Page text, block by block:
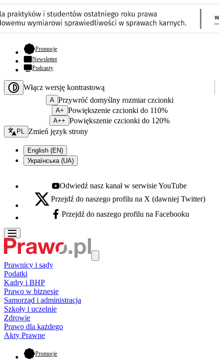
Promocje- otwiera się w nowej karcie
Newsletter
Podcasty
Włącz wersję kontrastową
A Przywróć domyślny rozmiar czcionki
A+ Powiększenie czcionki do 110%
A++ Powiększenie czcionki do 120%
Zmień język - bieżący:
PL Zmień język strony
English (EN)
Українська (UA)
Youtube - otwiera się w nowej karcie
Odwiedź nasz kanał w serwisie YouTube
X - otwiera się w nowej karcie
Przejdź do naszego profilu na X (dawniej Twitter)
Facebook - otwiera się w nowej karcie
Przejdź do naszego profilu na Facebooku
Prawnicy i sądy
Podatki
Kadry i BHP
Prawo w biznesie
Samorząd i administracja
Szkoły i uczelnie
Zdrowie
Prawo dla każdego
Akty Prawne
Promocje- otwiera się w nowej karcie